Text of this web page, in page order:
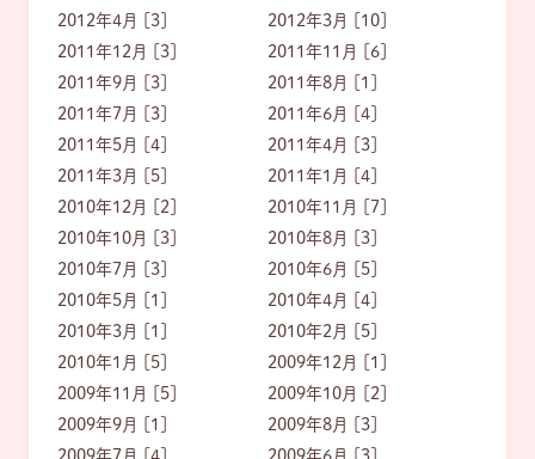
2012年4月 [3]
2012年3月 [10]
2011年12月 [3]
2011年11月 [6]
2011年9月 [3]
2011年8月 [1]
2011年7月 [3]
2011年6月 [4]
2011年5月 [4]
2011年4月 [3]
2011年3月 [5]
2011年1月 [4]
2010年12月 [2]
2010年11月 [7]
2010年10月 [3]
2010年8月 [3]
2010年7月 [3]
2010年6月 [5]
2010年5月 [1]
2010年4月 [4]
2010年3月 [1]
2010年2月 [5]
2010年1月 [5]
2009年12月 [1]
2009年11月 [5]
2009年10月 [2]
2009年9月 [1]
2009年8月 [3]